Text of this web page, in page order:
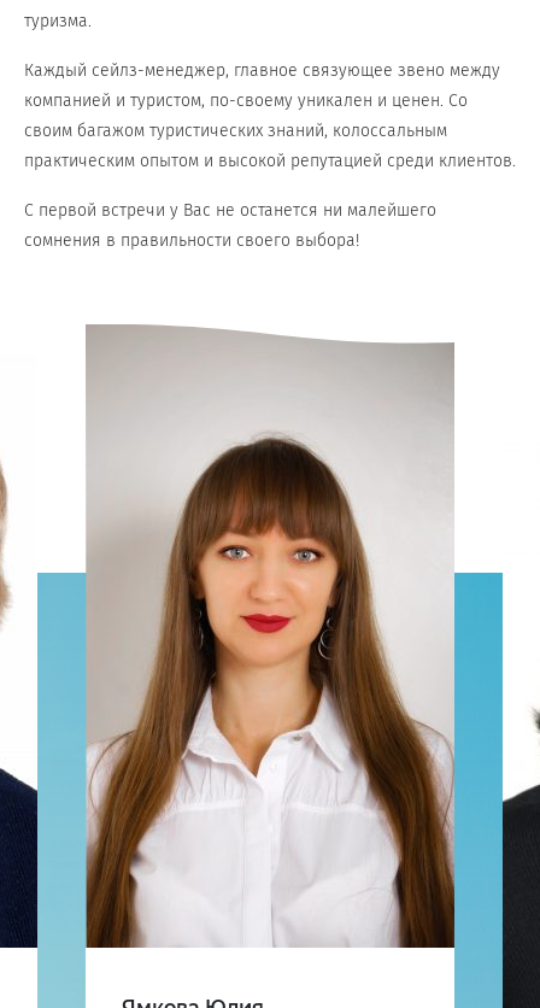
туризма.
Каждый сейлз-менеджер, главное связующее звено между
компанией и туристом, по-своему уникален и ценен. Со
своим багажом туристических знаний, колоссальным
практическим опытом и высокой репутацией среди клиентов.
С первой встречи у Вас не останется ни малейшего
сомнения в правильности своего выбора!